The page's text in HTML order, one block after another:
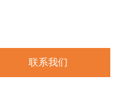
联系我们